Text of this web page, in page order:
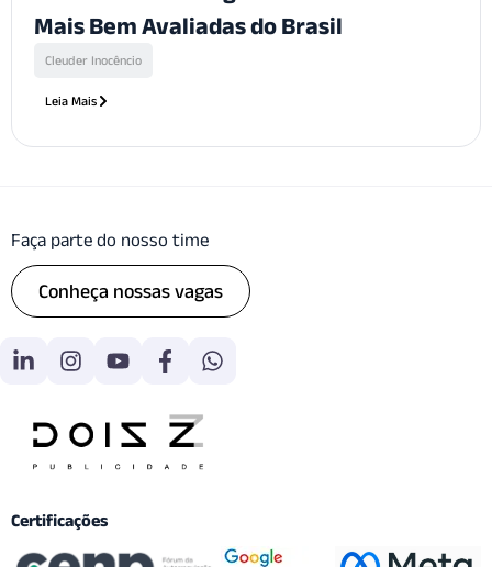
Mais Bem Avaliadas do Brasil
Cleuder Inocêncio
Leia Mais
Faça parte do nosso time
Conheça nossas vagas
Certificações